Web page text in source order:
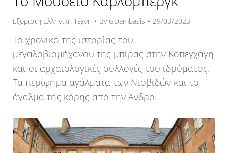
Εξόριστη Ελληνική Τέχνη By GDambasis 29/03/2023
Το χρονικό της ιστορίας του
μεγαλοβιομήχανου της μπίρας στην Κοπεγχάγη
και οι αρχαιολογικές συλλογές του ιδρύματος.
Τα περίφημα αγάλματα των Νιοβιδών και το
άγαλμα της κόρης από την Άνδρο.